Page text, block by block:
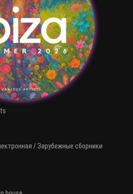
/ Зарубежные сборники